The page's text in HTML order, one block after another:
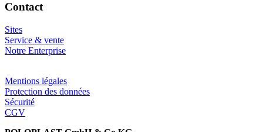
Contact
Sites
Service & vente
Notre Enterprise
Mentions légales
Protection des données
Sécurité
CGV